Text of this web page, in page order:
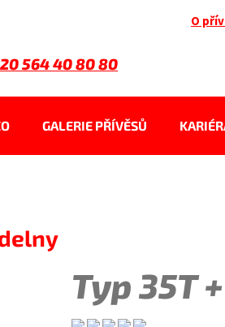
O
564 40 80 80
GALERIE PŘÍVĚSŮ
Typ 35T